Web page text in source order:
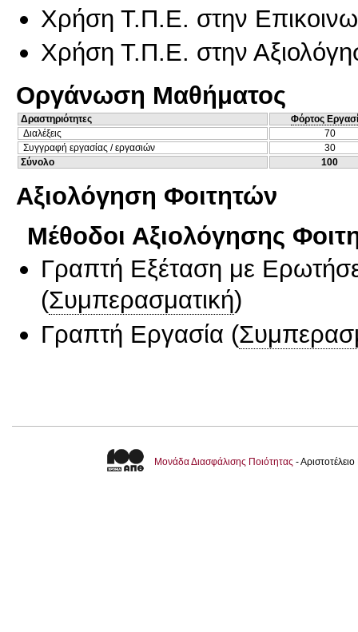
Χρήση Τ.Π.Ε. στην
Χρήση Τ.Π.Ε. στην
Οργάνωση Μαθήματος
Δραστηριότητες
Φόρτος
Διαλέξεις
70
Συγγραφή εργασίας / εργασιών
30
Σύνολο
100
Αξιολόγηση Φοιτητών
Μέθοδοι Αξιολόγησης
Γραπτή Εξέταση με
(Συμπερασματική)
Γραπτή Εργασία (
Μονάδα Διασφάλισης Ποιότητας -